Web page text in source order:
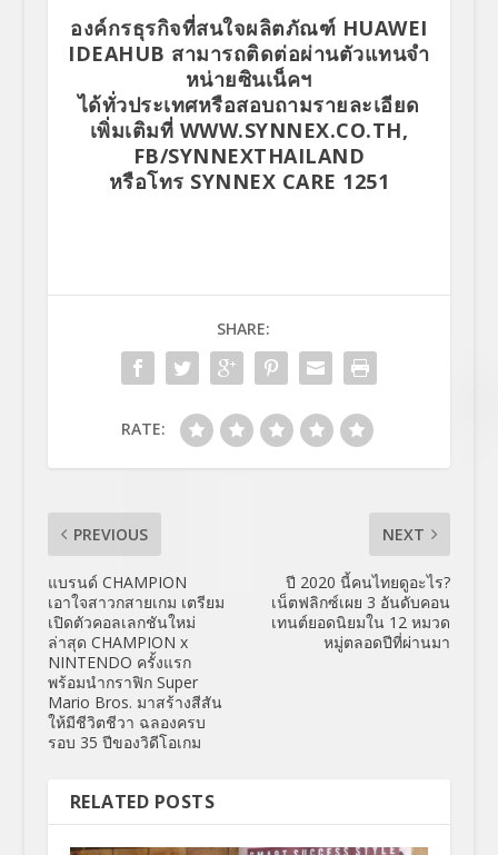
องค์กรธุรกิจที่สนใจผลิตภัณฑ์ HUAWEI
IDEAHUB สามารถติดต่อผ่านตัวแทนจำ
หน่ายซินเน็คฯ
ได้ทั่วประเทศหรือสอบถามรายละเอียด
เพิ่มเติมที่ WWW.SYNNEX.CO.TH,
FB/SYNNEXTHAILAND
หรือโทร SYNNEX CARE 1251
SHARE:
RATE:
PREVIOUS
แบรนด์ CHAMPION
เอาใจสาวกสายเกม เตรียม
เปิดตัวคอลเลกชันใหม่
ล่าสุด CHAMPION x
NINTENDO ครั้งแรก
พร้อมนำกราฟิก Super
Mario Bros. มาสร้างสีสัน
ให้มีชีวิตชีวา ฉลองครบ
รอบ 35 ปีของวิดีโอเกม
NEXT
ปี 2020 นี้คนไทยดูอะไร?
เน็ตฟลิกซ์เผย 3 อันดับคอน
เทนต์ยอดนิยมใน 12 หมวด
หมู่ตลอดปีที่ผ่านมา
RELATED POSTS